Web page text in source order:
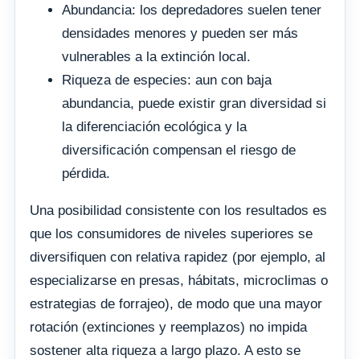
Abundancia: los depredadores suelen tener
densidades menores y pueden ser más
vulnerables a la extinción local.
Riqueza de especies: aun con baja
abundancia, puede existir gran diversidad si
la diferenciación ecológica y la
diversificación compensan el riesgo de
pérdida.
Una posibilidad consistente con los resultados es
que los consumidores de niveles superiores se
diversifiquen con relativa rapidez (por ejemplo, al
especializarse en presas, hábitats, microclimas o
estrategias de forrajeo), de modo que una mayor
rotación (extinciones y reemplazos) no impida
sostener alta riqueza a largo plazo. A esto se